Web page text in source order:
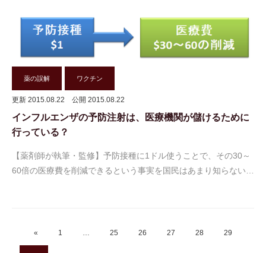
薬の誤解 ワクチン
更新 2015.08.22 公開 2015.08.22
インフルエンザの予防注射は、医療機関が儲けるために
行っている？
【薬剤師が執筆・監修】予防接種に1ドル使うことで、その30～
60倍の医療費を削減できるという事実を国民はあまり知らない…
« 1 … 25 26 27 28 29